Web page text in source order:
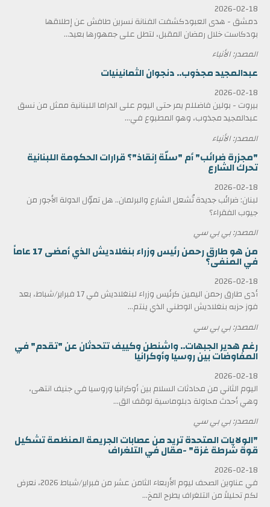
2026-02-18
دمشق - هدى العبودكشفت الفنانة نسرين طافش عن إطلاقها
بودكاست خلال رمضان المقبل، لتطل على جمهورها بعيد...
المصدر: الأنباء
عبدالمجيد مجذوب.. دنجوان الثمانينيات
2026-02-18
بيروت - بولين فاضللم يمر حتى اليوم على الدراما اللبنانية ممثل من نسق
عبدالمجيد مجذوب، وهو المطبوع في...
المصدر: الأنباء
"مجزرة ضرائب" أم "سلّة إنقاذ"؟ قرارات الحكومة اللبنانية
تحرك الشارع
2026-02-18
لبنان: ضرائب جديدة تُشعل الشارع والبرلمان.. هل تموّل الدولة الأجور من
جيوب الفقراء؟
المصدر: بي بي سي
من هو طارق رحمن رئيس وزراء بنغلاديش الذي أمضى 17 عاماً
في المنفى؟
2026-02-18
أدى طارق رحمن اليمين كرئيس وزراء لبنغلاديش في 17 فبراير/شباط، بعد
فوز حزبه بنغلاديش الوطني الذي ينتم...
المصدر: بي بي سي
رغم هدير الجبهات.. واشنطن وكييف تتحدثان عن "تقدم" في
المفاوضات بين روسيا وأوكرانيا
2026-02-18
اليوم الثاني من محادثات السلام بين أوكرانيا وروسيا في جنيف انتهى،
وهي أحدث محاولة دبلوماسية لوقف الق...
المصدر: بي بي سي
"الولايات المتحدة تريد من عصابات الجريمة المنظمة تشكيل
قوة شرطة غزة" -مقال في التلغراف
2026-02-18
في عناوين الصحف ليوم الأربعاء الثامن عشر من فبراير/شباط 2026، نعرض
لكم تحليلاً من التلغراف يطرح المخ...